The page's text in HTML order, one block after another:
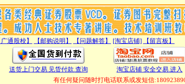
广通股校】 【邮购说明】 【问题解答】 [淘宝店铺] 【留言板】
送货上门交易.见货付款.查询
淘宝店铺 安全交易.进入
有任何疑问随时打电话联系或发短信